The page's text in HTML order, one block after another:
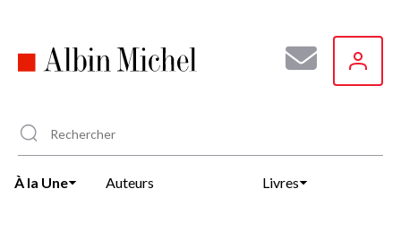
principal
À la Une Auteurs Livres